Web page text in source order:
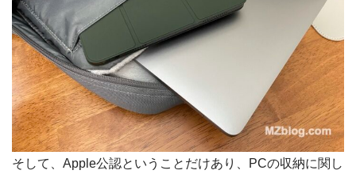
そして、Apple公認ということだけあり、PCの収納に関し